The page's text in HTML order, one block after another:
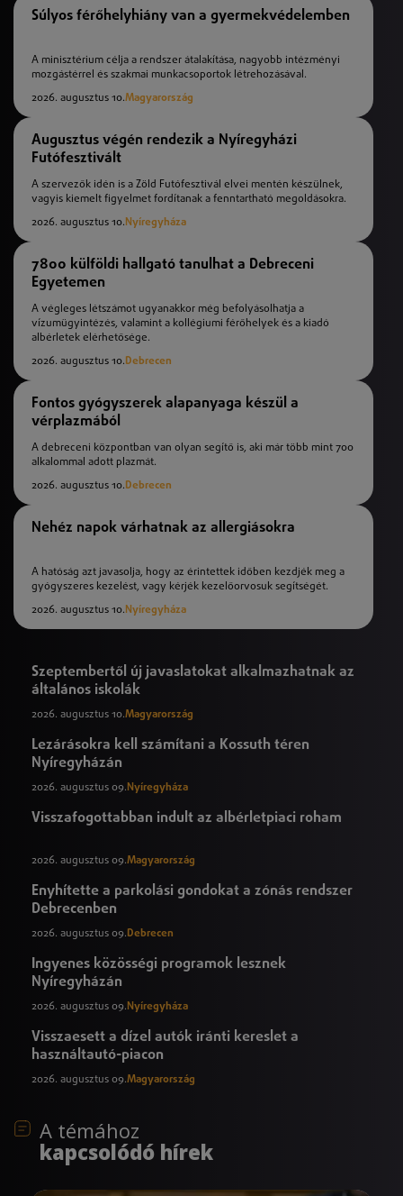
Súlyos férőhelyhiány van a gyermekvédelemben
A minisztérium célja a rendszer átalakítása, nagyobb intézményi
mozgástérrel és szakmai munkacsoportok létrehozásával.
2026. augusztus 10.Magyarország
Augusztus végén rendezik a Nyíregyházi
Futófesztivált
A szervezők idén is a Zöld Futófesztivál elvei mentén készülnek,
vagyis kiemelt figyelmet fordítanak a fenntartható megoldásokra.
2026. augusztus 10. Nyíregyháza
7800 külföldi hallgató tanulhat a Debreceni
Egyetemen
A végleges létszámot ugyanakkor még befolyásolhatja a
vízumügyintézés, valamint a kollégiumi férőhelyek és a kiadó
albérletek elérhetősége.
2026. augusztus 10.Debrecen
Fontos gyógyszerek alapanyaga készül a
vérplazmából
A debreceni központban van olyan segítő is, aki már több mint 700
alkalommal adott plazmát.
2026. augusztus 10.Debrecen
Nehéz napok várhatnak az allergiásokra
A hatóság azt javasolja, hogy az érintettek időben kezdjék meg a
gyógyszeres kezelést, vagy kérjék kezelőorvosuk segítségét.
2026. augusztus 10. Nyíregyháza
Szeptembertől új javaslatokat alkalmazhatnak az
általános iskolák
2026. augusztus 10.Magyarország
Lezárásokra kell számítani a Kossuth téren
Nyíregyházán
2026. augusztus 09. Nyíregyháza
Visszafogottabban indult az albérletpiaci roham
2026. augusztus 09.Magyarország
Enyhítette a parkolási gondokat a zónás rendszer
Debrecenben
2026. augusztus 09.Debrecen
Ingyenes közösségi programok lesznek
Nyíregyházán
2026. augusztus 09. Nyíregyháza
Visszaesett a dízel autók iránti kereslet a
használtautó-piacon
2026. augusztus 09.Magyarország
A témához
kapcsolódó hírek